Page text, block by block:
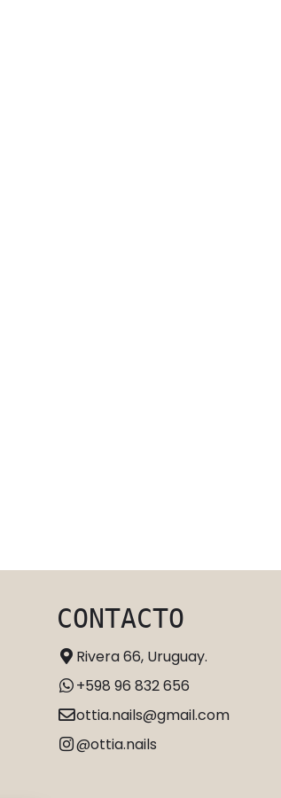
CONTACTO
Rivera 66, Uruguay.
+598 96 832 656
ottia.nails@gmail.com
@ottia.nails